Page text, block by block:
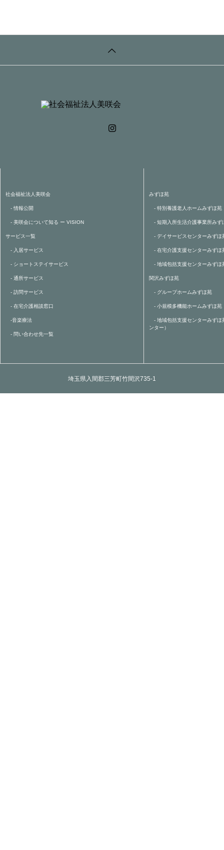
社会福祉法人美咲会
- 情報公開
- 美咲会について知る ー VISION
サービス一覧
- 入居サービス
- ショートステイサービス
- 通所サービス
- 訪問サービス
- 在宅介護相談窓口
-音楽療法
- 問い合わせ先一覧
みずほ苑
- 特別養護老人ホームみずほ苑
- 短期入所生活介護事業所みず
- デイサービスセンターみずほ
- 在宅介護支援センターみずほ
- 地域包括支援センターみずほ
関沢みずほ苑
- グループホームみずほ苑
- 小規模多機能ホームみずほ苑
- 地域包括支援センターみずほ
ンター）
埼玉県入間郡三芳町竹間沢735-1